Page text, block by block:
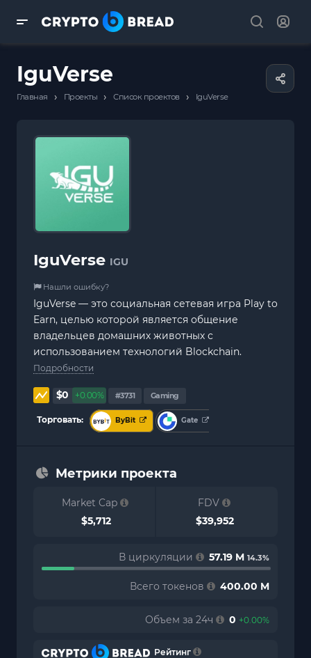
IguVerse
Главная › Проекты › Список проектов › IguVerse
IguVerse IGU
Нашли ошибку?
IguVerse — это социальная сетевая игра Play to
Earn, целью которой является общение
владельцев домашних животных с
использованием технологий Blockchain.
Подробности
$0 +0.00% #3731 Gaming
Торговать: ByBit Gate
Метрики проекта
Market Cap
$5,712
FDV
$39,952
В циркуляции 57.19 M 14.3%
Всего токенов 400.00 M
Объем за 24ч 0 +0.00%
Рейтинг